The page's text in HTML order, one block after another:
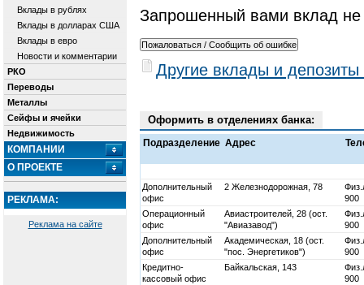
Вклады в рублях
Вклады в долларах США
Вклады в евро
Новости и комментарии
РКО
Переводы
Металлы
Сейфы и ячейки
Недвижимость
КОМПАНИИ
О ПРОЕКТЕ
РЕКЛАМА:
Реклама на сайте
Запрошенный вами вклад
Другие вклады и
Оформить в отделениях банка:
Подразделение Адрес
Дополнительный
офис
2 Железнодорожная, 78
900
Операционный
офис
Авиастроителей, 28 (ост.
"Авиазавод")
900
Дополнительный
офис
Академическая, 18 (ост.
"пос. Энергетиков")
900
Кредитно-
кассовый офис
Байкальская, 143
900